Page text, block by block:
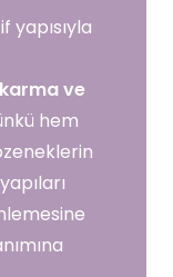
karma ve
hem